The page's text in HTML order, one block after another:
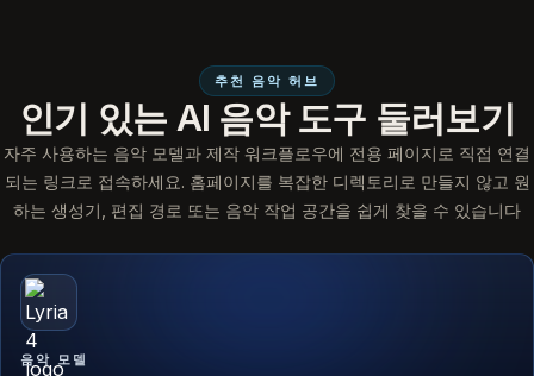
추천 음악 허브
인기 있는 AI 음악 도구 둘러보기
자주 사용하는 음악 모델과 제작 워크플로우에 전용 페이지로 직접 연결
되는 링크로 접속하세요. 홈페이지를 복잡한 디렉토리로 만들지 않고 원
하는 생성기, 편집 경로 또는 음악 작업 공간을 쉽게 찾을 수 있습니다
음악 모델